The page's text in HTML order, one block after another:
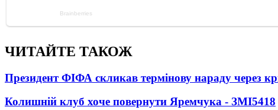
ЧИТАЙТЕ ТАКОЖ
Президент ФІФА скликав термінову нараду через
Колишній клуб хоче повернути Яремчука - ЗМІ5418